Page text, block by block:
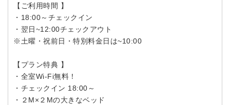
【ご利用時間 】
・18:00～チェックイン
・翌日~12:00チェックアウト
※土曜・祝前日・特別料金日は~10:00
【プラン特典 】
・全室Wi-Fi無料！
・チェックイン 18:00～
・２M×２Mの大きなベッド